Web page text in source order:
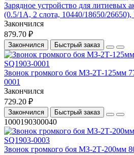
Зарядное устройство для литиевых
(0.5/1A, 2 слота, 10440/18650/
Закончился
879.70 ₽
Закончился Быстрый заказ
Звонок громкого боя МЗ-2Т-125мм
0001
Закончился
729.20 ₽
Закончился Быстрый заказ
1000190300040
Звонок громкого боя МЗ-2Т-200мм